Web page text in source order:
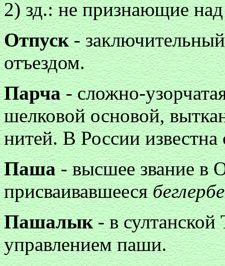
2) зд.: не признающие
Отпуск-
отъездом.
Парча- сложно-
шелковой основой,
нитей. В России
Паша- высшее звание в
присваивавшееся
Пашалык- в султанской
управлением паши.